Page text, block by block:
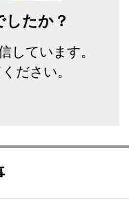
したか？
しています。
ださい。